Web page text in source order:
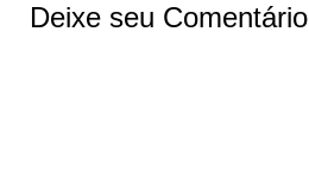
Deixe seu Comentário